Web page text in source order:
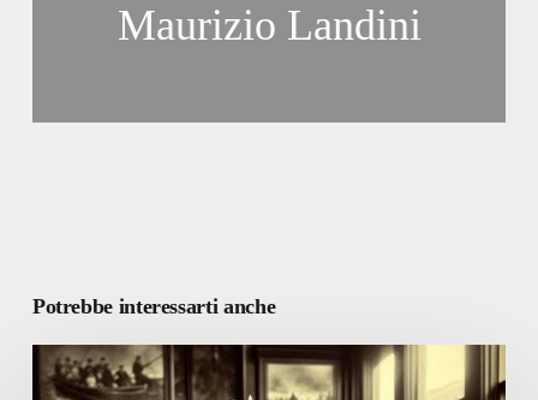
Maurizio Landini
Potrebbe interessarti anche
scuole